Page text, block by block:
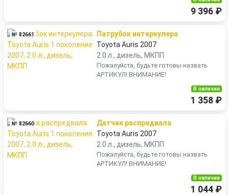
9 396 ₽
№ 82661
Патрубок интеркулера
Toyota Auris 2007
2.0 л., дизель, МКПП
Пожалуйста, будьте готовы назвать
АРТИКУЛ! ВНИМАНИЕ!
В наличии
1 358 ₽
№ 82660
Датчик распредвала
Toyota Auris 2007
2.0 л., дизель, МКПП
Пожалуйста, будьте готовы назвать
АРТИКУЛ! ВНИМАНИЕ!
В наличии
1 044 ₽